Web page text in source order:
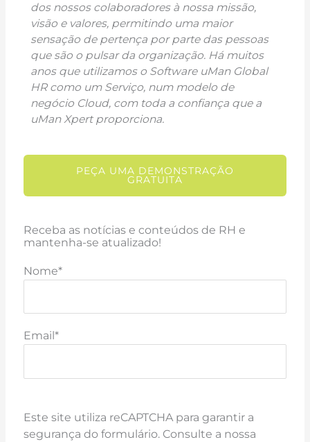
dos nossos colaboradores à nossa missão,
visão e valores, permitindo uma maior
sensação de pertença por parte das pessoas
que são o pulsar da organização. Há muitos
anos que utilizamos o Software uMan Global
HR como um Serviço, num modelo de
negócio Cloud, com toda a confiança que a
uMan Xpert proporciona.
PEÇA UMA DEMONSTRAÇÃO
GRATUITA
Receba as notícias e conteúdos de RH e
mantenha-se atualizado!
Nome*
Email*
Este site utiliza reCAPTCHA para garantir a
segurança do formulário. Consulte a nossa